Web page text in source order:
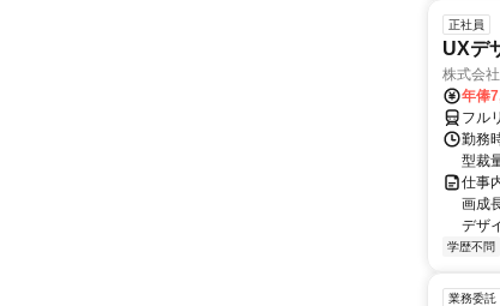
正社員
UXデ
株式会
年俸
フル
勤務
型裁
仕事
画成
デザ
学歴不問
業務委託